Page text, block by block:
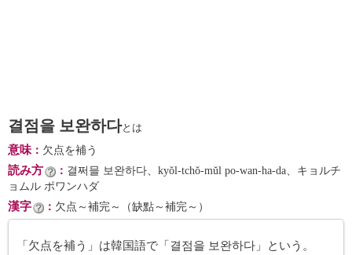
결점을 보완하다とは
意味： 欠点を補う
読み方 ： 결쩌믈 보완하다、kyŏl-tchŏ-mŭl po-wan-ha-da、キョルチ
ョムル ポワンハダ
漢字 ： 欠点～補完～（缺點～補完～）
「欠点を補う」は韓国語で「결점을 보완하다」という。